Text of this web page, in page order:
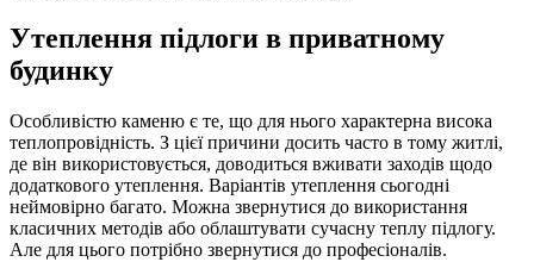
Утеплення підлоги в приватному
будинку
Особливістю каменю є те, що для нього характерна висока
теплопровідність. З цієї причини досить часто в тому житлі,
де він використовується, доводиться вживати заходів щодо
додаткового утеплення. Варіантів утеплення сьогодні
неймовірно багато. Можна звернутися до використання
класичних методів або облаштувати сучасну теплу підлогу.
Але для цього потрібно звернутися до професіоналів.